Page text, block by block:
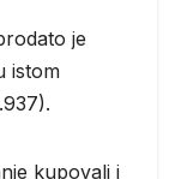
je
istom
kupovali i